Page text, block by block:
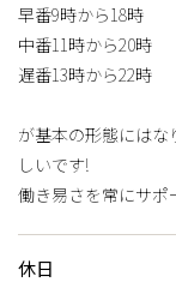
早番9時から18時
中番11時から20時
遅番13時から22時
が基本の形態には
しいです!
働き易さを常にサ
休日